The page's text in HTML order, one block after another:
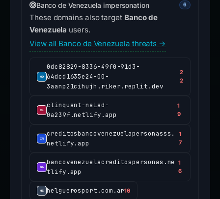
Banco de Venezuela impersonation 6
These domains also target Banco de
Venezuela users.
View all Banco de Venezuela threats →
0dc82829-8336-49f0-91d3-
64dcd1635e24-00-
3aanp21cihujh.riker.replit.dev
2
2
clinquant-naiad-
0a239f.netlify.app
1
9
creditosbancovenezuelapersonasss.
netlify.app
1
7
bancovenezuelacreditospersonas.ne
tlify.app
1
6
helguerosport.com.ar16